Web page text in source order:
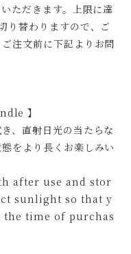
ただきます。上限に達
り替わりますので、ご
注文前に下記よりお問
】
、直射日光の当たらな
をより長くお楽しみい
after use and stor
sunlight so that y
time of purchas